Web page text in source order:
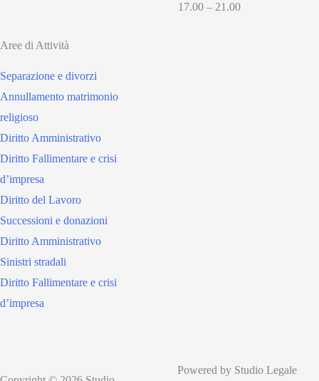
17.00 – 21.00
Aree di Attività
Separazione e divorzi
Annullamento matrimonio
religioso
Diritto Amministrativo
Diritto Fallimentare e crisi
d’impresa
Diritto del Lavoro
Successioni e donazioni
Diritto Amministrativo
Sinistri stradali
Diritto Fallimentare e crisi
d’impresa
Powered by Studio Legale